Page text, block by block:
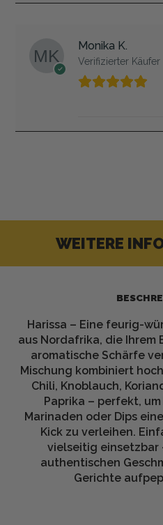
Monika K.
Verifizierter Käufer
WEITERE
Harissa – Eine feurig-
aus Nordafrika, die Ihrem
aromatische Schärfe
Mischung kombiniert
Chili, Knoblauch,
Paprika – perfekt,
Marinaden oder Dips
Kick zu verleihen.
vielseitig einsetzbar
authentischen
Gerichte